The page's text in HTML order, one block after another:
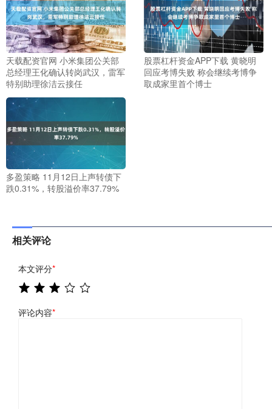
天载配资官网 小米集团公关部
总经理王化确认转岗武汉，雷军
特别助理徐洁云接任
股票杠杆资金APP下载 黄晓明
回应考博失败 称会继续考博争
取成家里首个博士
多盈策略 11月12日上声转债下
跌0.31%，转股溢价率37.79%
相关评论
本文评分*
评论内容*